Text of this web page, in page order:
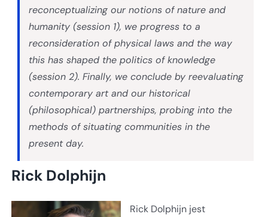
reconceptualizing our notions of nature and
humanity (session 1), we progress to a
reconsideration of physical laws and the way
this has shaped the politics of knowledge
(session 2). Finally, we conclude by reevaluating
contemporary art and our historical
(philosophical) partnerships, probing into the
methods of situating communities in the
present day.
Rick Dolphijn
Rick Dolphijn jest